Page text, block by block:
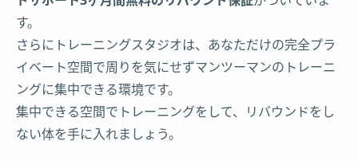
す。
さらにトレーニングスタジオは、あなただけの完全プラ
イベート空間で周りを気にせずマンツーマンのトレーニ
ングに集中できる環境です。
集中できる空間でトレーニングをして、リバウンドをし
ない体を手に入れましょう。